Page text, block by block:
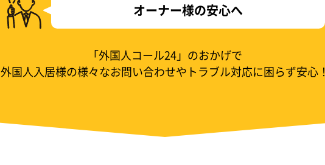
オーナー様の安心へ
「外国人コール24」のおかげで
外国人入居様の様々なお問い合わせやトラブル対応に困らず安心！